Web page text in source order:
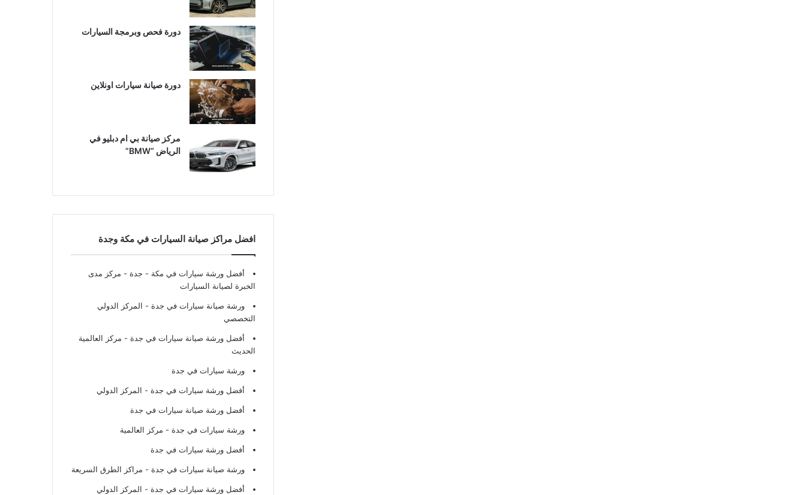
دورة فحص وبرمجة السيارات
دورة صيانة سيارات اونلاين
مركز صيانة بي ام دبليو في
الرياض “BMW”
افضل مراكز صيانة السيارات في مكة وجدة
أفضل ورشة سيارات في مكة - جدة - مركز مدى
الخبرة لصيانة السيارات
ورشة صيانة سيارات في جدة - المركز الدولي
التخصصي
أفضل ورشة صيانة سيارات في جدة - مركز العالمية
الحديث
ورشة سيارات في جدة
أفضل ورشة سيارات في جدة - المركز الدولي
أفضل ورشة صيانة سيارات في جدة
ورشة سيارات في جدة - مركز العالمية
أفضل ورشة سيارات في جدة
ورشة صيانة سيارات في جدة - مراكز الطرق السريعة
أفضل ورشة سيارات في جدة - المركز الدولي